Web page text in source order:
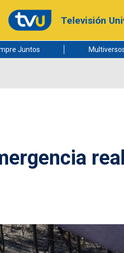
Televisión
Juntos